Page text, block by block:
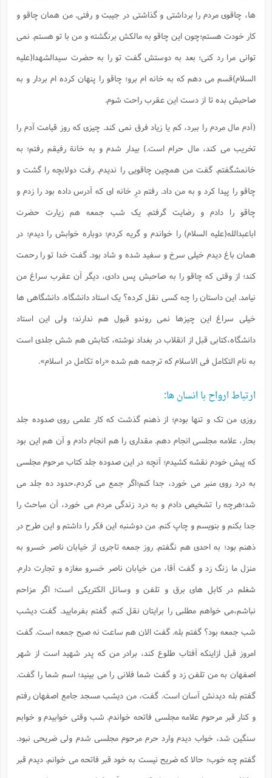
ها، چاقوی مردم را برداشتی و گذاشتی در جیبت و رفتی. من همان چاقو و
کار خودت هستم؛چون این چاقو به مالکش برنگشته و من با تو هستم. نمی
توانی مرا رد کنی؛ بعد به دوستش گفت تو را به حضرت سیدالشهدا(علیه
السلام)قسم می دهم که به خانه ام برو؛ چاقو را پنهان کرده ام بردار و به
صاحبش بده تا از دست این عقرب راحت شوم.
(آدم مال مردم را ببرد، کم یا زیاد فرق نمی کند. چیزی که روز قیامت آدم را
تخریب می کند، مال حرام است.) بیدار شدم و به خانة رفیقم رفتم؛ به
خانمشگفتم. گفت من همچین چاقویی را ندیدم. رفت دولابچه را گشت و
چاقو را پیدا کرد و به من داد. رفتم درِ خانه ای که آدرس داده بود را زدم و
چاقو را دادم و رضایت گرفتم. یک شب جمعه هم زیارت حضرت
اباعبدالله(علیه السلام) را خواندم و گریه کردم؛ دوباره خوابش را دیدم؛ در
همان باغ دیدم خیلی سرخ و سفید شده و شاد بود. گفت خدا تو را رحمت
کند؛ از وقتی که چاقو را به صاحبش پس دادی، دیگر آن عقرب سراغ من
نیامد. این داستان را چه کسی نقل کرده؟ یک استاد دانشگاه. دانشگاهی ها
خیلی سراغ این چیزها نمی روندو قبول هم ندارند؛ ولی این استاد
دانشگاه،کتابی قبل از انقلاب در بغداد نوشته، کتابش هم شش جلدی است
به نام التکامل فی الاسلام که ترجمه هم شده «راه تکامل در اسلام».
ارتباط ارواح با انسان ها:
روزی من تک و تنها بودم؛ از ذهنم گذشت که کار علمی روی صدوده جلد
بحار، علامه مجلسی انجام دهم. مقداری را هم انجام دادم و آن هم این بود
که پیش خودم نقشه کشیدم؛ آنچه در این صدوده جلد کتاب مرحوم مجلسی
به درد روی منبر می خورد، جدا کنم؛اگر جمع می کردم،حدود ده جلد می
شد؛هرچه را تشخیص دادم و به درد زندگی مردم می خورد، آن مباحث را
جدا بکنم و بنویسم و چاپ کنم. من دوشنبه این فکر را داشتم و این طرح در
ذهنم بود؛ به احدی هم نگفتم. روز جمعه تاجری از خیابان ناصر خسرو به
منزل ما زنگ زد و گفت آقا، من خیابان ناصر خسرو مغازه و تجارت دارم.
شغلم در کابل های برق و تلفن و وسائل الکتریکی است؛ اگر مزاحم
نباشم،می خواهم مطلبی را برایتان نقل کنم. گفتم بفرمایید. گفت دیشب
شب جمعه بود؟ گفتم بله. گفت الان هم ساعت نه صبح جمعه است. گفت
امروز قبل ازاینکه آفتاب طلوع کند، برادر من که پدر شهید است از شهر
اصفهان به من تلفن زد و گفت شما فلانی را می بینید؛ اسم شما را گفت.
گفتم بله دیدنش آسان است. گفت، من دیشب مسجد جامع اصفهان رفتم
و کنار قبر مرحوم علامه مجلسی فاتحه خواندم. شب وقتی خوابیدم و خوابم
سنگین شد، خواب دیدم وارد حرم مرحوم مجلسی شدم ولی ضریحی نبود.
گفتم چه خوب؛ حالا که ضریح نیست به خود قبر فاتحه می خوانم. دیدم قبر